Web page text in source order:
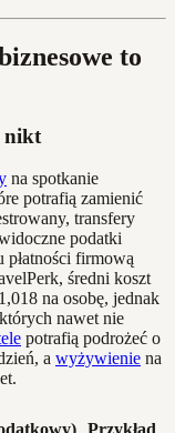
to
nikt
na spotkanie
potrafią zamienić
transfery
podatki
firmową
średni koszt
na osobę, jednak
nawet nie
potrafią podrożeć o
a wyżywienie na